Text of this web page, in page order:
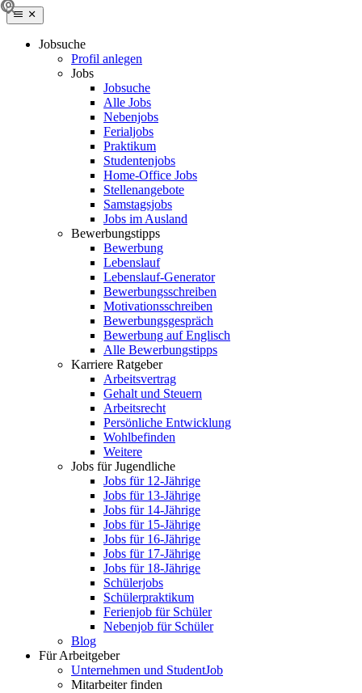
Jobsuche
Profil anlegen
Jobs
Jobsuche
Alle Jobs
Nebenjobs
Ferialjobs
Praktikum
Studentenjobs
Home-Office Jobs
Stellenangebote
Samstagsjobs
Jobs im Ausland
Bewerbungstipps
Bewerbung
Lebenslauf
Lebenslauf-Generator
Bewerbungsschreiben
Motivationsschreiben
Bewerbungsgespräch
Bewerbung auf Englisch
Alle Bewerbungstipps
Karriere Ratgeber
Arbeitsvertrag
Gehalt und Steuern
Arbeitsrecht
Persönliche Entwicklung
Wohlbefinden
Weitere
Jobs für Jugendliche
Jobs für 12-Jährige
Jobs für 13-Jährige
Jobs für 14-Jährige
Jobs für 15-Jährige
Jobs für 16-Jährige
Jobs für 17-Jährige
Jobs für 18-Jährige
Schülerjobs
Schülerpraktikum
Ferienjob für Schüler
Nebenjob für Schüler
Blog
Für Arbeitgeber
Unternehmen und StudentJob
Mitarbeiter finden